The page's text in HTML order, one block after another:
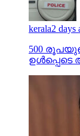
kerala2 days
500